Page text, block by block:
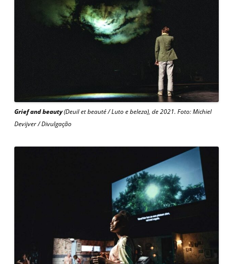
Grief and beauty(Deuil et beauté / Luto e beleza), de 2021. Foto: Michiel
Devijver / Divulgação